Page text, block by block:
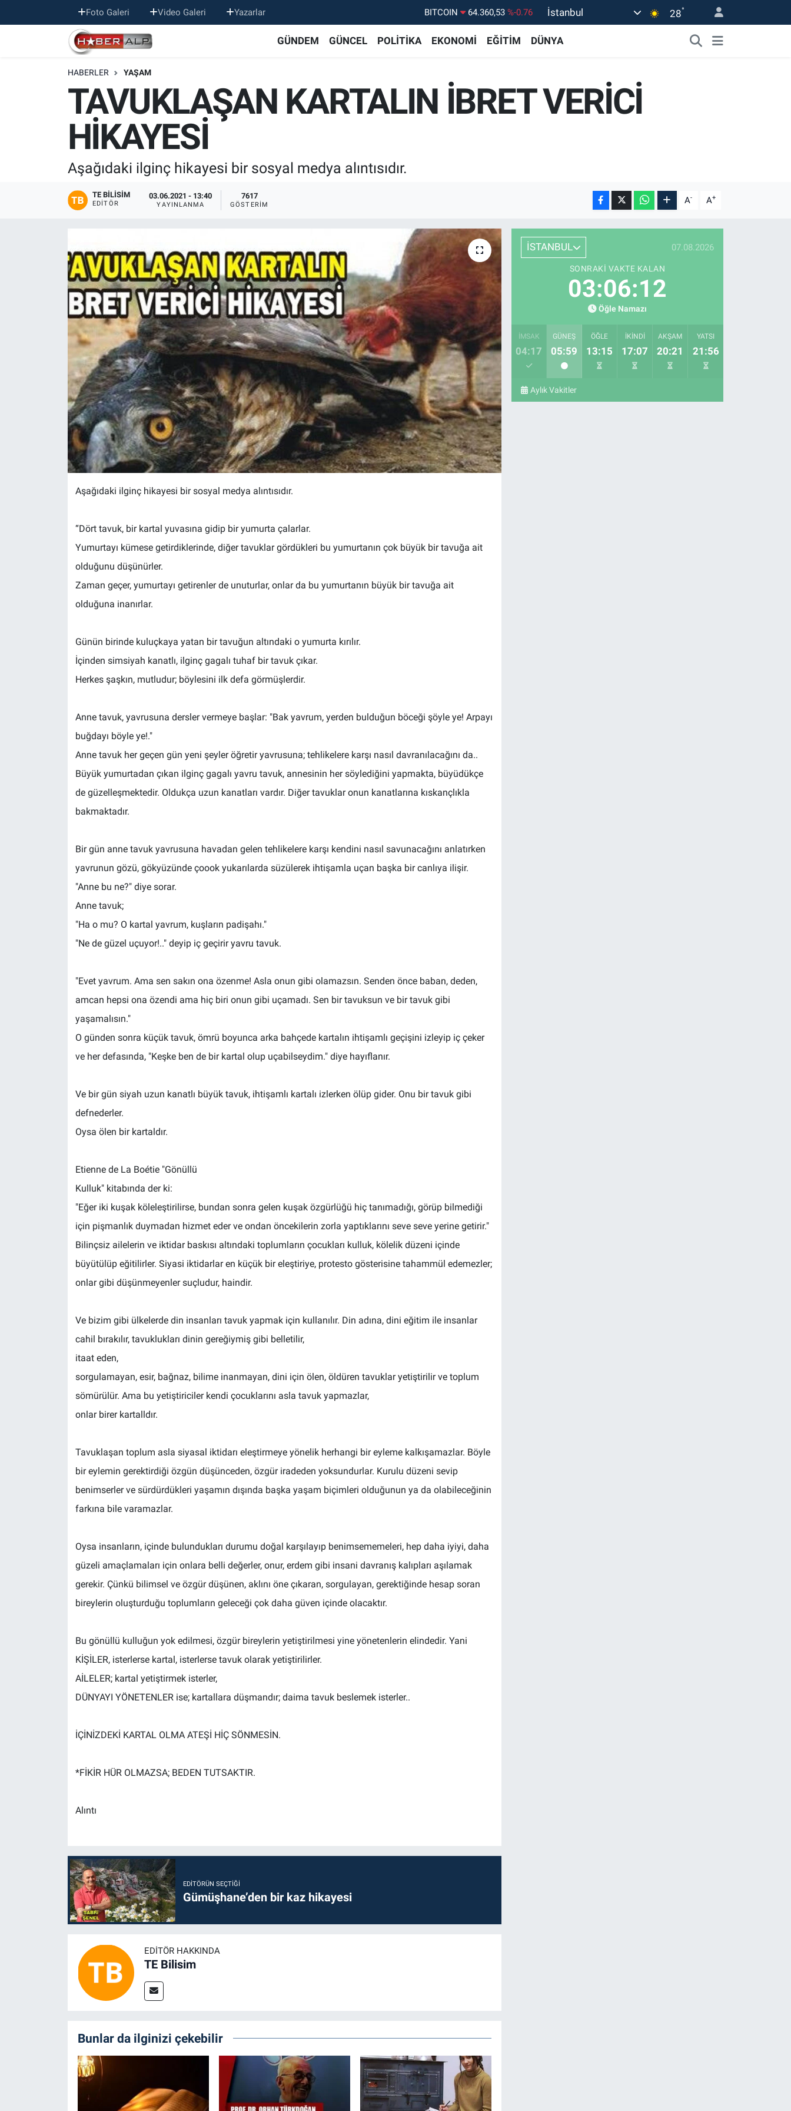
Foto Galeri Video Galeri Yazarlar DOLAR 47,7069 %0.17
55,0265
%0.01
BİST100
13.887
İstanbul 28°
GÜNDEM GÜNCEL POLİTİKA EKONOMİ EĞİTİM DÜNYA
HABERLER YAŞAM
TAVUKLAŞAN KARTALIN İBRET VERİCİ
HİKAYESİ
Aşağıdaki ilginç hikayesi bir sosyal medya alıntısıdır.
TE BILISIM
EDITÖR
03.06.2021 - 13:40
YAYINLANMA
7617
GÖSTERIM A- A+
Aşağıdaki ilginç hikayesi bir sosyal medya alıntısıdır.
“Dört tavuk, bir kartal yuvasına gidip bir yumurta çalarlar.
Yumurtayı kümese getirdiklerinde, diğer tavuklar gördükleri bu yumurtanın çok büyük bir tavuğa ait
olduğunu düşünürler.
Zaman geçer, yumurtayı getirenler de unuturlar, onlar da bu yumurtanın büyük bir tavuğa ait
olduğuna inanırlar.
Günün birinde kuluçkaya yatan bir tavuğun altındaki o yumurta kırılır.
İçinden simsiyah kanatlı, ilginç gagalı tuhaf bir tavuk çıkar.
Herkes şaşkın, mutludur; böylesini ilk defa görmüşlerdir.
Anne tavuk, yavrusuna dersler vermeye başlar: "Bak yavrum, yerden bulduğun böceği şöyle ye! Arpayı
buğdayı böyle ye!."
Anne tavuk her geçen gün yeni şeyler öğretir yavrusuna; tehlikelere karşı nasıl davranılacağını da..
Büyük yumurtadan çıkan ilginç gagalı yavru tavuk, annesinin her söylediğini yapmakta, büyüdükçe
de güzelleşmektedir. Oldukça uzun kanatları vardır. Diğer tavuklar onun kanatlarına kıskançlıkla
bakmaktadır.
Bir gün anne tavuk yavrusuna havadan gelen tehlikelere karşı kendini nasıl savunacağını anlatırken
yavrunun gözü, gökyüzünde çoook yukarılarda süzülerek ihtişamla uçan başka bir canlıya ilişir.
"Anne bu ne?" diye sorar.
Anne tavuk;
"Ha o mu? O kartal yavrum, kuşların padişahı."
"Ne de güzel uçuyor!.." deyip iç geçirir yavru tavuk.
"Evet yavrum. Ama sen sakın ona özenme! Asla onun gibi olamazsın. Senden önce baban, deden,
amcan hepsi ona özendi ama hiç biri onun gibi uçamadı. Sen bir tavuksun ve bir tavuk gibi
yaşamalısın."
O günden sonra küçük tavuk, ömrü boyunca arka bahçede kartalın ihtişamlı geçişini izleyip iç çeker
ve her defasında, "Keşke ben de bir kartal olup uçabilseydim." diye hayıflanır.
Ve bir gün siyah uzun kanatlı büyük tavuk, ihtişamlı kartalı izlerken ölüp gider. Onu bir tavuk gibi
defnederler.
Oysa ölen bir kartaldır.
Etienne de La Boétie "Gönüllü
Kulluk" kitabında der ki:
"Eğer iki kuşak köleleştirilirse, bundan sonra gelen kuşak özgürlüğü hiç tanımadığı, görüp bilmediği
için pişmanlık duymadan hizmet eder ve ondan öncekilerin zorla yaptıklarını seve seve yerine getirir."
Bilinçsiz ailelerin ve iktidar baskısı altındaki toplumların çocukları kulluk, kölelik düzeni içinde
büyütülüp eğitilirler. Siyasi iktidarlar en küçük bir eleştiriye, protesto gösterisine tahammül edemezler;
onlar gibi düşünmeyenler suçludur, haindir.
Ve bizim gibi ülkelerde din insanları tavuk yapmak için kullanılır. Din adına, dini eğitim ile insanlar
cahil bırakılır, tavuklukları dinin gereğiymiş gibi belletilir,
itaat eden,
sorgulamayan, esir, bağnaz, bilime inanmayan, dini için ölen, öldüren tavuklar yetiştirilir ve toplum
sömürülür. Ama bu yetiştiriciler kendi çocuklarını asla tavuk yapmazlar,
onlar birer kartalldır.
Tavuklaşan toplum asla siyasal iktidarı eleştirmeye yönelik herhangi bir eyleme kalkışamazlar. Böyle
bir eylemin gerektirdiği özgün düşünceden, özgür iradeden yoksundurlar. Kurulu düzeni sevip
benimserler ve sürdürdükleri yaşamın dışında başka yaşam biçimleri olduğunun ya da olabileceğinin
farkına bile varamazlar.
Oysa insanların, içinde bulundukları durumu doğal karşılayıp benimsememeleri, hep daha iyiyi, daha
güzeli amaçlamaları için onlara belli değerler, onur, erdem gibi insani davranış kalıpları aşılamak
gerekir. Çünkü bilimsel ve özgür düşünen, aklını öne çıkaran, sorgulayan, gerektiğinde hesap soran
bireylerin oluşturduğu toplumların geleceği çok daha güven içinde olacaktır.
Bu gönüllü kulluğun yok edilmesi, özgür bireylerin yetiştirilmesi yine yönetenlerin elindedir. Yani
KİŞİLER, isterlerse kartal, isterlerse tavuk olarak yetiştirilirler.
AİLELER; kartal yetiştirmek isterler,
DÜNYAYI YÖNETENLER ise; kartallara düşmandır; daima tavuk beslemek isterler..
İÇİNİZDEKİ KARTAL OLMA ATEŞİ HİÇ SÖNMESİN.
*FİKİR HÜR OLMAZSA; BEDEN TUTSAKTIR.
Alıntı
EDITÖRÜN SEÇTIĞI
Gümüşhane’den bir kaz hikayesi
EDITÖR HAKKINDA
TE Bilisim
Bunlar da ilginizi çekebilir
İSTANBUL 07.08.2026
SONRAKI VAKTE KALAN
03:06:11
Öğle Namazı
İMSAK
04:17
GÜNEŞ
05:59
ÖĞLE
13:15
İKINDI
17:07
AKŞAM
20:21
YATSI
21:56
Aylık Vakitler
Nöbetçi Eczaneler
Hava Durumu
Trafik Durumu
Süper Lig Puan Durumu ve Fikstür
Tüm Manşetler
Son Dakika Haberleri